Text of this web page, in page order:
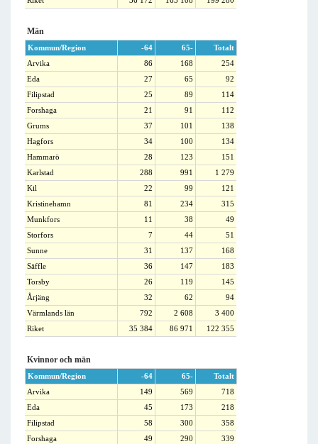
Män
Kommun/Region -64 65-
Totalt
Arvika
86 168
254
Eda
27 65
92
Filipstad
25 89
114
Forshaga
21 91
112
Grums
37 101
138
Hagfors
34 100
134
Hammarö
28 123
151
Karlstad
288 991
1 279
Kil
22 99
121
Kristinehamn
81 234
315
Munkfors
11 38
49
Storfors
7 44
51
Sunne
31 137
168
Säffle
36 147
183
Torsby
26 119
145
Årjäng
32 62
94
Värmlands län
792 2 608
3 400
Riket
35 384 86 971 122 355
Kvinnor och män
Kommun/Region -64 65-
Totalt
Arvika
149 569
718
Eda
45 173
218
Filipstad
58 300
358
Forshaga
49 290
339